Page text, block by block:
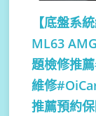
【底盤系
ML63
題檢修推
維修
推薦預約